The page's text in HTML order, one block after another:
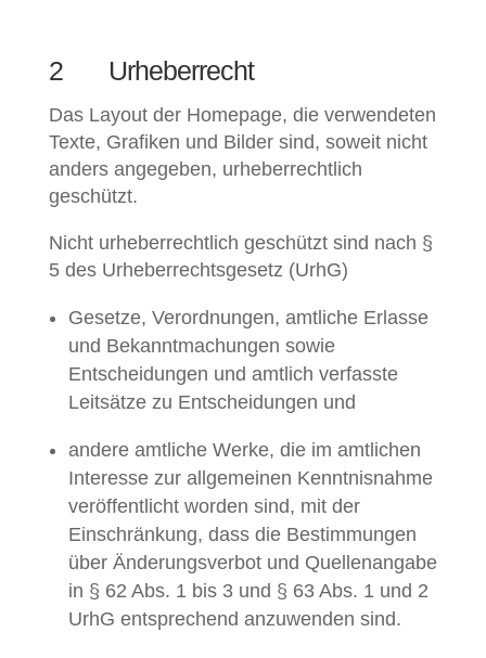
2 Urheberrecht
Das Layout der Homepage, die verwendeten
Texte, Grafiken und Bilder sind, soweit nicht
anders angegeben, urheberrechtlich
geschützt.
Nicht urheberrechtlich geschützt sind nach §
5 des Urheberrechtsgesetz (UrhG)
Gesetze, Verordnungen, amtliche Erlasse
und Bekanntmachungen sowie
Entscheidungen und amtlich verfasste
Leitsätze zu Entscheidungen und
andere amtliche Werke, die im amtlichen
Interesse zur allgemeinen Kenntnisnahme
veröffentlicht worden sind, mit der
Einschränkung, dass die Bestimmungen
über Änderungsverbot und Quellenangabe
in § 62 Abs. 1 bis 3 und § 63 Abs. 1 und 2
UrhG entsprechend anzuwenden sind.